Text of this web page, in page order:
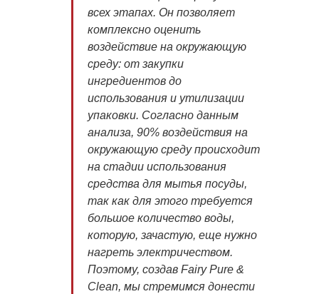
всех этапах. Он позволяет
комплексно оценить
воздействие на окружающую
среду: от закупки
ингредиентов до
использования и утилизации
упаковки. Cогласно данным
анализа, 90% воздействия на
окружающую среду происходит
на стадии использования
средства для мытья посуды,
так как для этого требуется
большое количество воды,
которую, зачастую, еще нужно
нагреть электричеством.
Поэтому, создав Fairy Pure &
Clean, мы стремимся донести